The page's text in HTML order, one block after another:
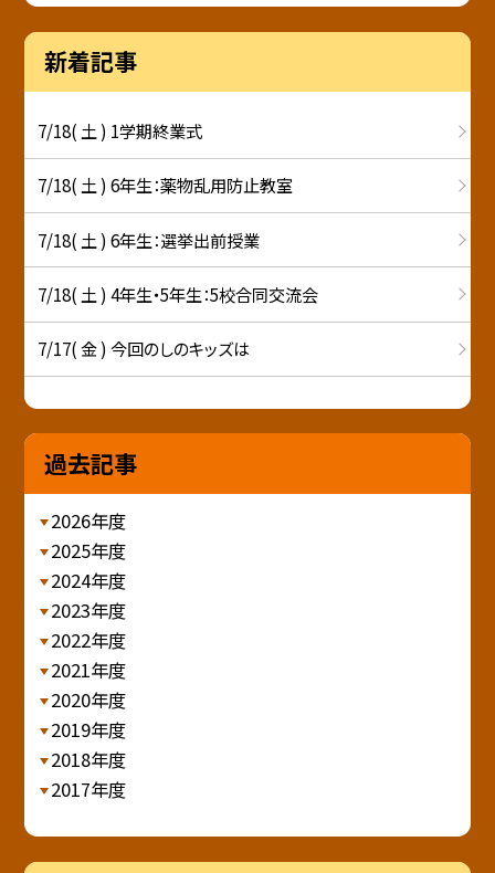
新着記事
7/18( 土 ) 1学期終業式
7/18( 土 ) 6年生：薬物乱用防止教室
7/18( 土 ) 6年生：選挙出前授業
7/18( 土 ) 4年生・5年生：5校合同交流会
7/17( 金 ) 今回のしのキッズは
過去記事
2026年度
2025年度
2024年度
2023年度
2022年度
2021年度
2020年度
2019年度
2018年度
2017年度